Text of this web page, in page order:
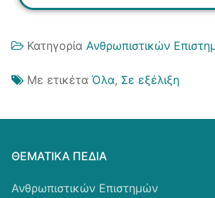
Κατηγορία Ανθρωπιστικών
Με ετικέτα Όλα, Σε εξέλιξη
ΘΕΜΑΤΙΚΆ ΠΕΔΊΑ
Ανθρωπιστικών Επιστημών